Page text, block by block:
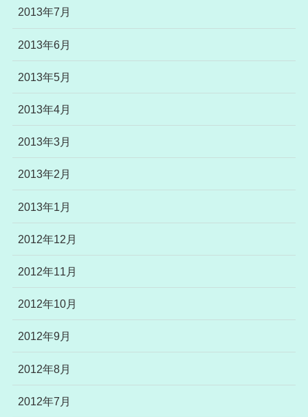
2013年7月
2013年6月
2013年5月
2013年4月
2013年3月
2013年2月
2013年1月
2012年12月
2012年11月
2012年10月
2012年9月
2012年8月
2012年7月